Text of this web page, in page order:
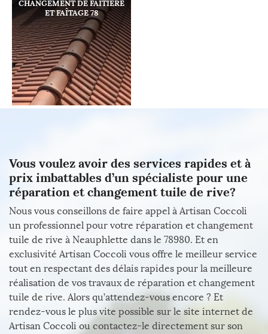
CHANGEMENT DE FAÎTIÈRE
ET FAÎTAGE 78
Vous voulez avoir des services rapides et à
prix imbattables d’un spécialiste pour une
réparation et changement tuile de rive?
Nous vous conseillons de faire appel à Artisan Coccoli
un professionnel pour votre réparation et changement
tuile de rive à Neauphlette dans le 78980. Et en
exclusivité Artisan Coccoli vous offre le meilleur service
tout en respectant des délais rapides pour la meilleure
réalisation de vos travaux de réparation et changement
tuile de rive. Alors qu’attendez-vous encore ? Et
rendez-vous le plus vite possible sur le site internet de
Artisan Coccoli ou contactez-le directement sur son